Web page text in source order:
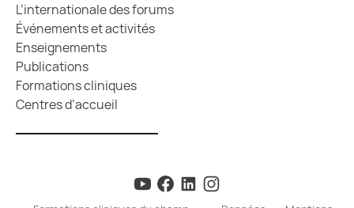
L’internationale des forums
Événements et activités
Enseignements
Publications
Formations cliniques
Centres d’accueil